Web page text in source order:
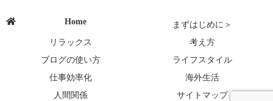
Home
まずはじめに＞
リラックス
考え方
ブログの使い方
ライフスタイル
仕事効率化
海外生活
人間関係
サイトマップ